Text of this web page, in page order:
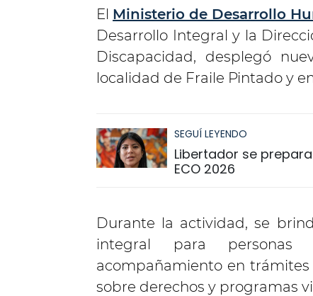
El Ministerio de Desarrollo
Desarrollo Integral y la
Discapacidad, desplegó
localidad de Fraile Pintado y
SEGUÍ LEYENDO
Libertador se
ECO 2026
Durante la actividad, se
integral para personas
acompañamiento en trámites
sobre derechos y programas